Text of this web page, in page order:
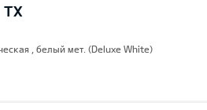
TX
, белый мет. (Deluxe White)